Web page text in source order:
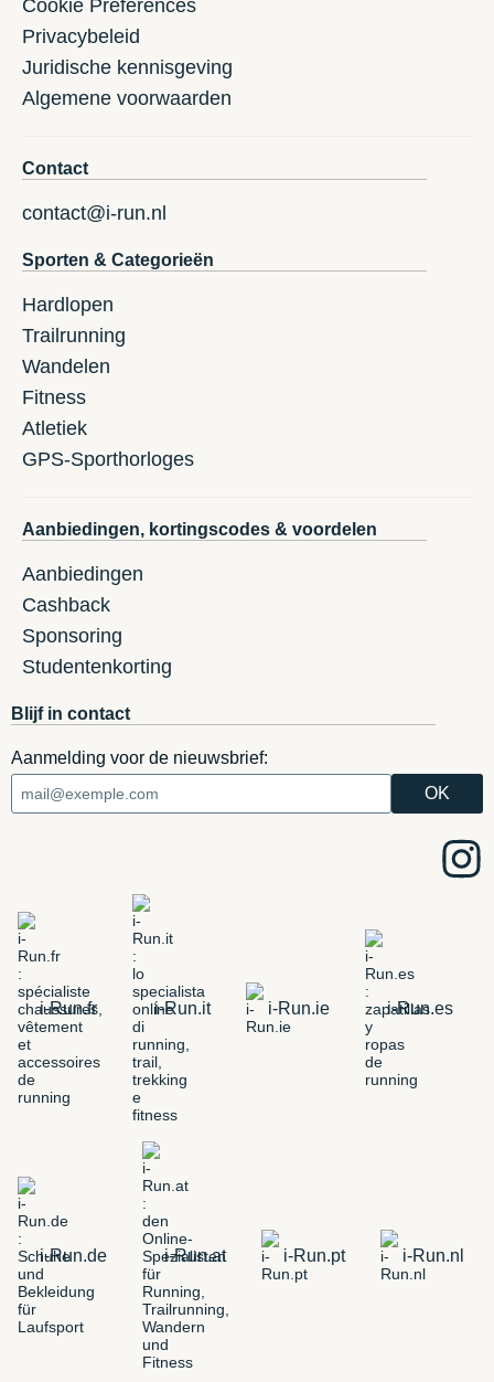
Cookie Preferences
Privacybeleid
Juridische kennisgeving
Algemene voorwaarden
Contact
contact@i-run.nl
Sporten & Categorieën
Hardlopen
Trailrunning
Wandelen
Fitness
Atletiek
GPS-Sporthorloges
Aanbiedingen, kortingscodes & voordelen
Aanbiedingen
Cashback
Sponsoring
Studentenkorting
Blijf in contact
Aanmelding voor de nieuwsbrief:
i-Run.fr i-Run.it i-Run.ie i-Run.es
i-Run.de i-Run.at i-Run.pt i-Run.nl